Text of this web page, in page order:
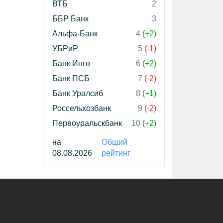
ВТБ
2
ББР Банк
3
Альфа-Банк
4 (+2)
УБРиР
5 (-1)
Банк Инго
6 (+2)
Банк ПСБ
7 (-2)
Банк Уралсиб
8 (+1)
Россельхозбанк
9 (-2)
Первоуральскбанк
10 (+2)
на
08.08.2026
Общий
рейтинг